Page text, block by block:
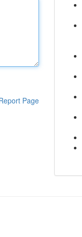
Page